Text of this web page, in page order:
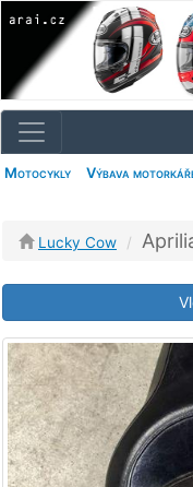
Motocykly Výbava
Lucky Cow